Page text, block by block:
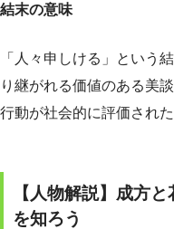
結末の意味
「人々申しける」という
り継がれる価値のある美
行動が社会的に評価され
【人物解説】成方
を知ろう